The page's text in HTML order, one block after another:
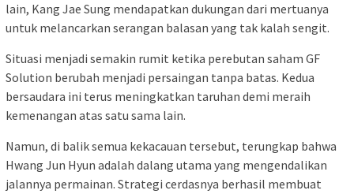
lain, Kang Jae Sung mendapatkan dukungan dari mertuanya
untuk melancarkan serangan balasan yang tak kalah sengit.
Situasi menjadi semakin rumit ketika perebutan saham GF
Solution berubah menjadi persaingan tanpa batas. Kedua
bersaudara ini terus meningkatkan taruhan demi meraih
kemenangan atas satu sama lain.
Namun, di balik semua kekacauan tersebut, terungkap bahwa
Hwang Jun Hyun adalah dalang utama yang mengendalikan
jalannya permainan. Strategi cerdasnya berhasil membuat